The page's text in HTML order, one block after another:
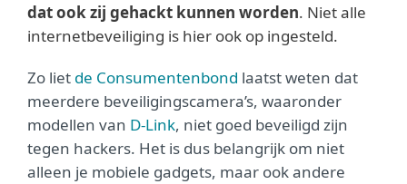
dat ook zij gehackt kunnen worden. Niet alle
internetbeveiliging is hier ook op ingesteld.
Zo liet de Consumentenbond laatst weten dat
meerdere beveiligingscamera’s, waaronder
modellen van D-Link, niet goed beveiligd zijn
tegen hackers. Het is dus belangrijk om niet
alleen je mobiele gadgets, maar ook andere